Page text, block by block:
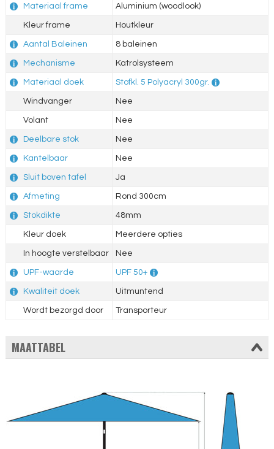
Materiaal frame Aluminium (woodlook)
Kleur frame Houtkleur
Aantal Baleinen 8 baleinen
Mechanisme Katrolsysteem
Materiaal doek Stofkl. 5 Polyacryl 300gr.
Windvanger Nee
Volant Nee
Deelbare stok Nee
Kantelbaar Nee
Sluit boven tafel Ja
Afmeting Rond 300cm
Stokdikte 48mm
Kleur doek Meerdere opties
In hoogte verstelbaar Nee
UPF-waarde UPF 50+
Kwaliteit doek Uitmuntend
Wordt bezorgd door Transporteur
MAATTABEL